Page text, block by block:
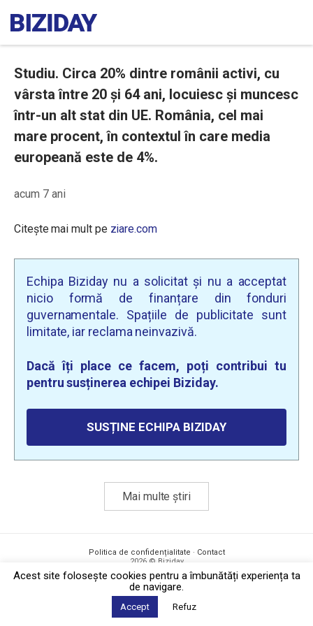
Studiu. Circa 20% dintre românii activi, cu
vârsta între 20 și 64 ani, locuiesc și muncesc
într-un alt stat din UE. România, cel mai
mare procent, în contextul în care media
europeană este de 4%.
acum 7 ani
Citește mai mult pe ziare.com
Echipa Biziday nu a solicitat și nu a acceptat
nicio formă de finanțare din fonduri
guvernamentale. Spațiile de publicitate sunt
limitate, iar reclama neinvazivă.
Dacă îți place ce facem, poți contribui tu
pentru susținerea echipei Biziday.
SUSȚINE ECHIPA BIZIDAY
Mai multe știri
Politica de confidențialitate · Contact
2026 © Biziday
Acest site foloseşte cookies pentru a îmbunătăți experiența ta
de navigare.
Accept Refuz